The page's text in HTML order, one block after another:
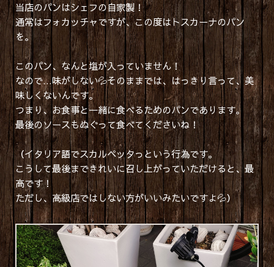
当店のパンはシェフの自家製！
通常はフォカッチャですが、この度はトスカーナのパン
を。
このパン、なんと塩が入っていません！
なので…味がしない💦そのままでは、はっきり言って、美
味しくないんです。
つまり、お食事と一緒に食べるためのパンであります。
最後のソースもぬぐって食べてくださいね！
（イタリア語でスカルペッタっという行為です。
こうして最後まできれいに召し上がっていただけると、最
高です！
ただし、高級店ではしない方がいいみたいですよ💦）